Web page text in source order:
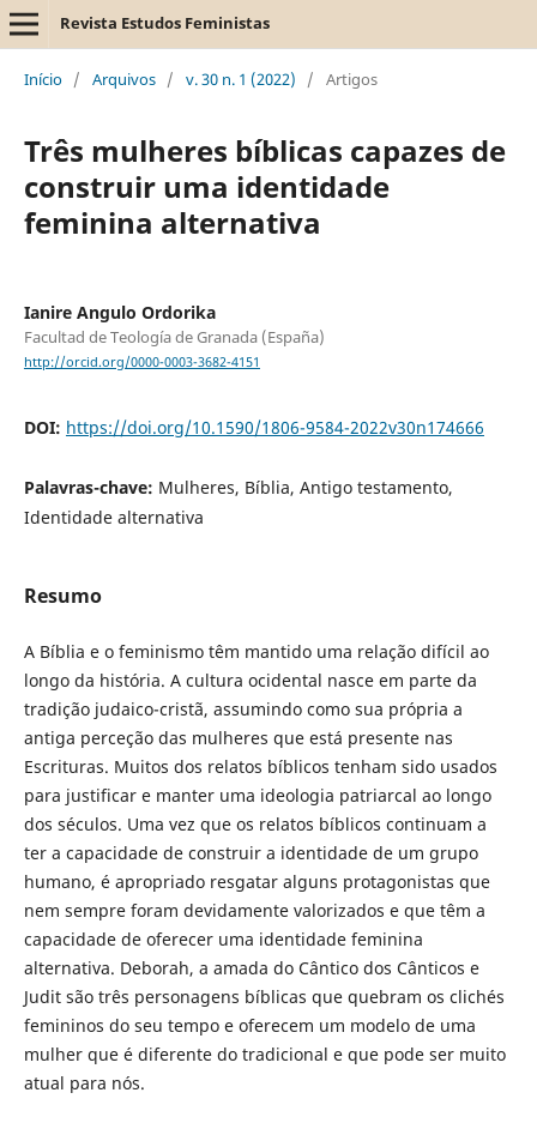
Revista Estudos Feministas
Início / Arquivos / v. 30 n. 1 (2022) / Artigos
Três mulheres bíblicas capazes de
construir uma identidade
feminina alternativa
Ianire Angulo Ordorika
Facultad de Teología de Granada (España)
http://orcid.org/0000-0003-3682-4151
DOI: https://doi.org/10.1590/1806-9584-2022v30n174666
Palavras-chave: Mulheres, Bíblia, Antigo testamento,
Identidade alternativa
Resumo
A Bíblia e o feminismo têm mantido uma relação difícil ao
longo da história. A cultura ocidental nasce em parte da
tradição judaico-cristã, assumindo como sua própria a
antiga perceção das mulheres que está presente nas
Escrituras. Muitos dos relatos bíblicos tenham sido usados
para justificar e manter uma ideologia patriarcal ao longo
dos séculos. Uma vez que os relatos bíblicos continuam a
ter a capacidade de construir a identidade de um grupo
humano, é apropriado resgatar alguns protagonistas que
nem sempre foram devidamente valorizados e que têm a
capacidade de oferecer uma identidade feminina
alternativa. Deborah, a amada do Cântico dos Cânticos e
Judit são três personagens bíblicas que quebram os clichés
femininos do seu tempo e oferecem um modelo de uma
mulher que é diferente do tradicional e que pode ser muito
atual para nós.